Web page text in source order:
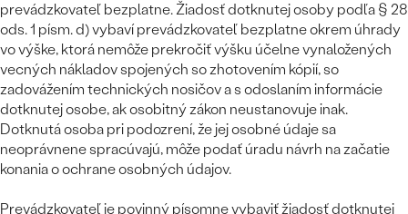
prevádzkovateľ bezplatne. Žiadosť dotknutej osoby podľa § 28
ods. 1 písm. d) vybaví prevádzkovateľ bezplatne okrem úhrady
vo výške, ktorá nemôže prekročiť výšku účelne vynaložených
vecných nákladov spojených so zhotovením kópií, so
zadovážením technických nosičov a s odoslaním informácie
dotknutej osobe, ak osobitný zákon neustanovuje inak.
Dotknutá osoba pri podozrení, že jej osobné údaje sa
neoprávnene spracúvajú, môže podať úradu návrh na začatie
konania o ochrane osobných údajov.
Prevádzkovateľ je povinný písomne vybaviť žiadosť dotknutej